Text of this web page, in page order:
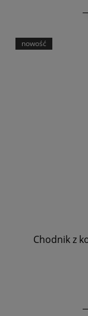
Chodnik z
nowość